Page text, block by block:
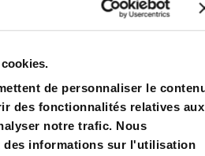
de personnaliser le
des fonctionnalités relatives aux
notre trafic. Nous
des informations sur l'utilisation
daN